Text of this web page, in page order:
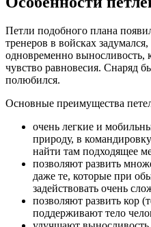
Петли подобного плана
тренеров в войсках
одновременно
чувство равновесия. Снаряд
полюбился.
Основные преимущества
очень легкие и
природу, в
найти там подходящее
позволяют развить
даже те, которые при
задействовать очень
позволяют развить кор
поддерживают тело